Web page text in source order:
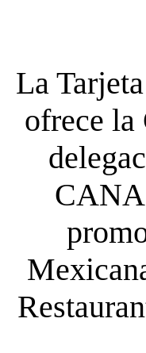
La
ofrece la